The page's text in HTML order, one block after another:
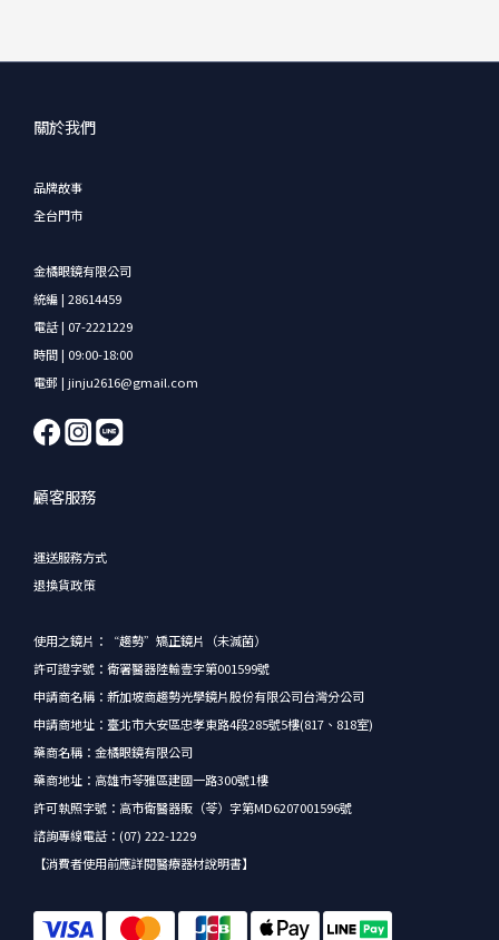
關於我們
品牌故事
全台門市
金橘眼鏡有限公司
統編 | 28614459
電話 | 07-2221229
時間 | 09:00-18:00
電郵 | jinju2616@gmail.com
顧客服務
運送服務方式
退換貨政策
使用之鏡片：“趨勢”矯正鏡片（未滅菌）
許可證字號：衛署醫器陸輸壹字第001599號
申請商名稱：新加坡商趨勢光學鏡片股份有限公司台灣分公司
申請商地址：臺北市大安區忠孝東路4段285號5樓(817、818室)
藥商名稱：金橘眼鏡有限公司
藥商地址：高雄市苓雅區建國一路300號1樓
許可執照字號：高市衛醫器販（苓）字第MD6207001596號
諮詢專線電話：(07) 222-1229
【消費者使用前應詳閱醫療器材說明書】